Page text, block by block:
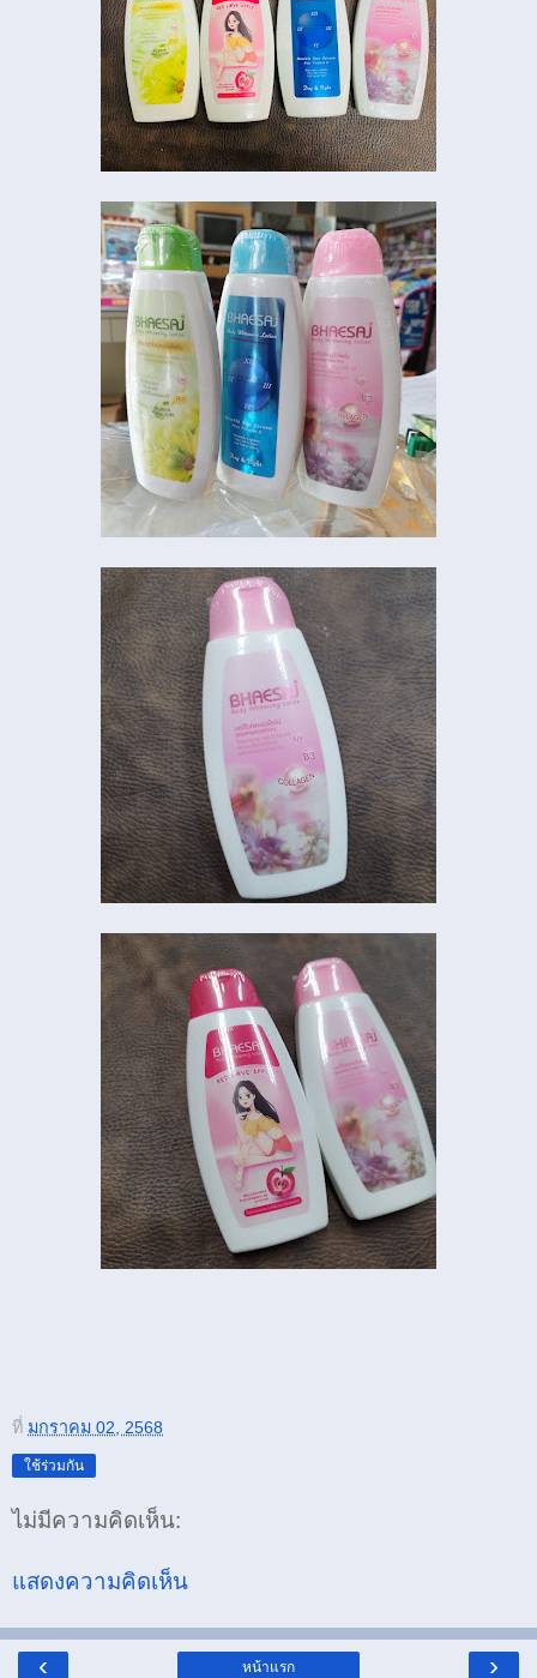
ที่ มกราคม 02, 2568
ใช้ร่วมกัน
ไม่มีความคิดเห็น:
แสดงความคิดเห็น
‹ ›
หน้าแรก